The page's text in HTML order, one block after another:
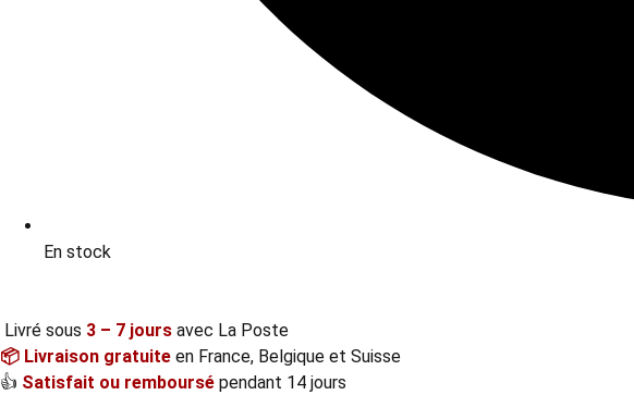
En stock
Livré sous 3 – 7 jours avec La Poste
📦 Livraison gratuite en France, Belgique et Suisse
👍 Satisfait ou remboursé pendant 14 jours